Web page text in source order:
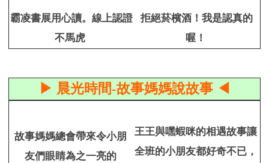
霸凌書展用心讀。線上認證
不馬虎
拒絕菸檳酒！我是認真的
喔！
▶ 晨光時間-故事媽媽說故事 ◀
故事媽媽總會帶來令小朋
友們眼睛為之一亮的
王王與嘿蝦咪的相遇故事讓
全班的小朋友都好奇不已，